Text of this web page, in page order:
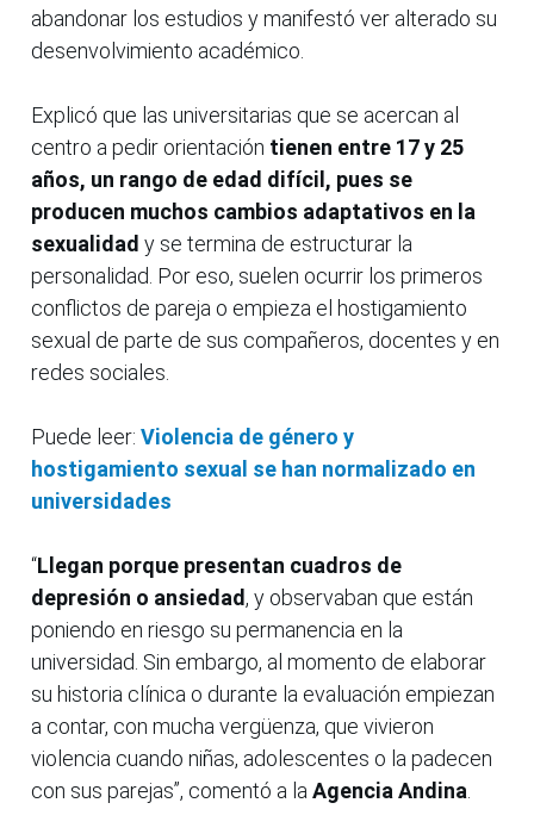
abandonar los estudios y manifestó ver alterado su
desenvolvimiento académico.
Explicó que las universitarias que se acercan al
centro a pedir orientación tienen entre 17 y 25
años, un rango de edad difícil, pues se
producen muchos cambios adaptativos en la
sexualidad y se termina de estructurar la
personalidad. Por eso, suelen ocurrir los primeros
conflictos de pareja o empieza el hostigamiento
sexual de parte de sus compañeros, docentes y en
redes sociales.
Puede leer: Violencia de género y
hostigamiento sexual se han normalizado en
universidades
“Llegan porque presentan cuadros de
depresión o ansiedad, y observaban que están
poniendo en riesgo su permanencia en la
universidad. Sin embargo, al momento de elaborar
su historia clínica o durante la evaluación empiezan
a contar, con mucha vergüenza, que vivieron
violencia cuando niñas, adolescentes o la padecen
con sus parejas”, comentó a la Agencia Andina